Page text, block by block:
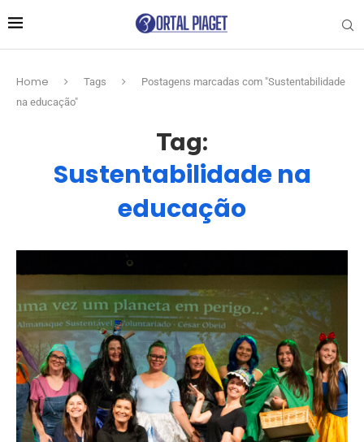
Home Tags
Postagens marcadas com "Sustentabilidade
na educação"
Tag:
Sustentabilidade na
educação